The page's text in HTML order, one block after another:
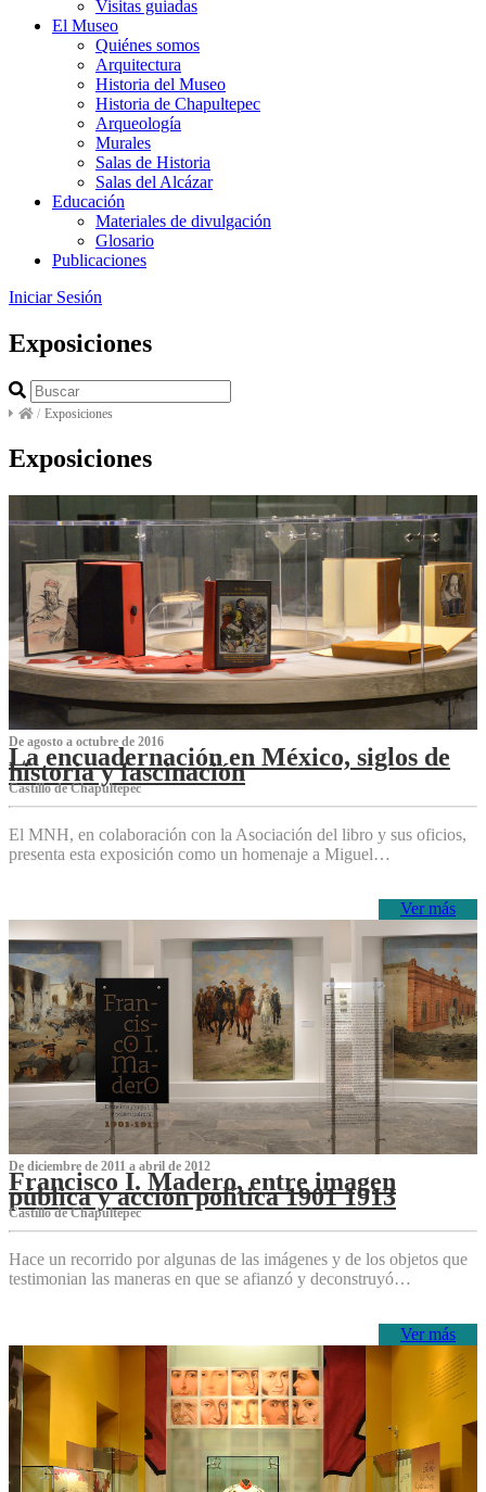
Visitas guiadas
El Museo
Quiénes somos
Arquitectura
Historia del Museo
Historia de Chapultepec
Arqueología
Murales
Salas de Historia
Salas del Alcázar
Educación
Materiales de divulgación
Glosario
Publicaciones
Iniciar Sesión
Exposiciones
/ Exposiciones
Exposiciones
De agosto a octubre de 2016
La encuadernación en México, siglos de
historia y fascinación
Castillo de Chapultepec
El MNH, en colaboración con la Asociación del libro y sus oficios,
presenta esta exposición como un homenaje a Miguel…
Ver más
De diciembre de 2011 a abril de 2012
Francisco I. Madero, entre imagen
pública y acción política 1901 1913
Castillo de Chapultepec
Hace un recorrido por algunas de las imágenes y de los objetos que
testimonian las maneras en que se afianzó y deconstruyó…
Ver más